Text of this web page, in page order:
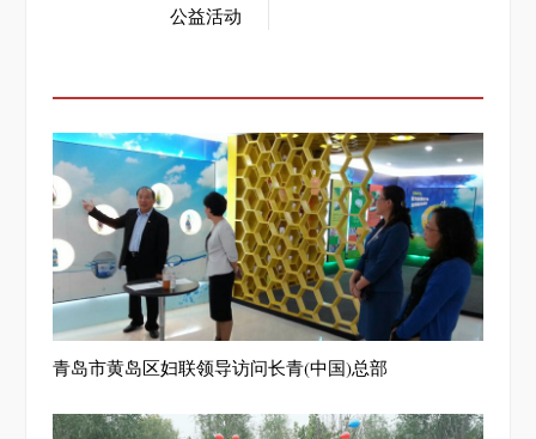
公益活动
青岛市黄岛区妇联领导访问长青(中国)总部